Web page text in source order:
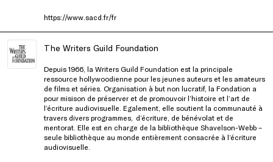
https://www.sacd.fr/fr
The Writers Guild Foundation
Depuis 1966, la Writers Guild Foundation est la principale
ressource hollywoodienne pour les jeunes auteurs et les amateurs
de films et séries. Organisation à but non lucratif, la Fondation a
pour misison de préserver et de promouvoir l’histoire et l’art de
l’écriture audiovisuelle. Egalement, elle soutient la communauté à
travers divers programmes, d’écriture, de bénévolat et de
mentorat. Elle est en charge de la bibliothèque Shavelson-Webb –
seule bibliothèque au monde entièrement consacrée à l’écriture
audiovisuelle.